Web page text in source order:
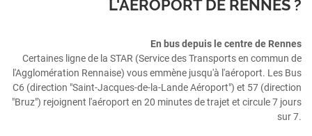
L'AÉROPORT DE RENNES ?
En bus depuis le centre de Rennes
Certaines ligne de la STAR (Service des Transports en commun de
l'Agglomération Rennaise) vous emmène jusqu'à l'aéroport. Les Bus
C6 (direction "Saint-Jacques-de-la-Lande Aéroport") et 57 (direction
"Bruz") rejoignent l'aéroport en 20 minutes de trajet et circule 7 jours
sur 7.